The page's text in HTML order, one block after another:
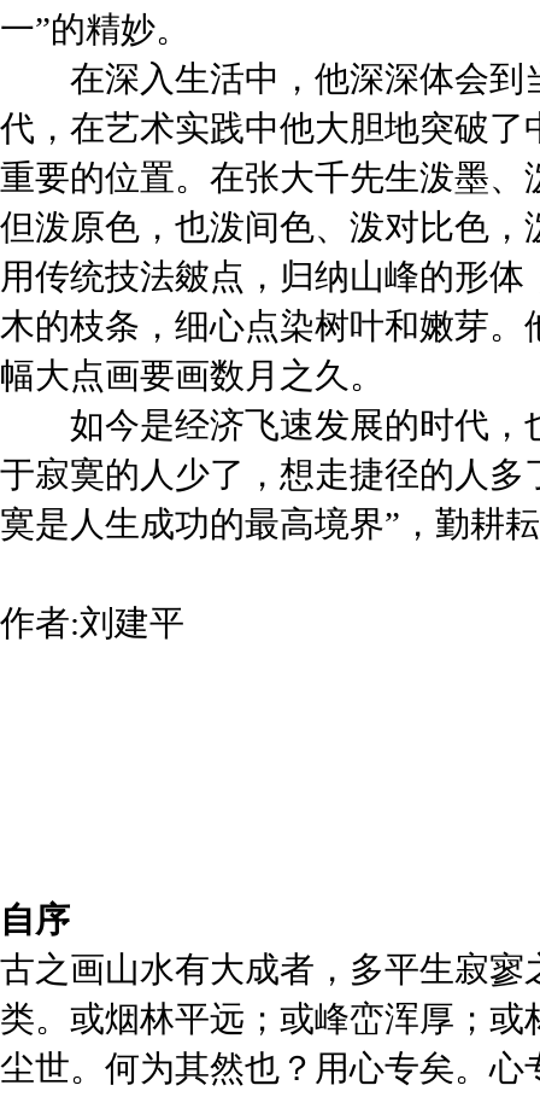
一”的精妙。
在深入生活中，他深深体会到
代，在艺术实践中他大胆地突破
重要的位置。在张大千先生泼墨
但泼原色，也泼间色、泼对比色
用传统技法皴点，归纳山峰的形
木的枝条，细心点染树叶和嫩芽
幅大点画要画数月之久。
如今是经济飞速发展的时代，
于寂寞的人少了，想走捷径的人多
寞是人生成功的最高境界”，勤耕
作者:刘建平
自序
古之画山水有大成者，多平生寂
类。或烟林平远；或峰峦浑厚；
尘世。何为其然也？用心专矣。